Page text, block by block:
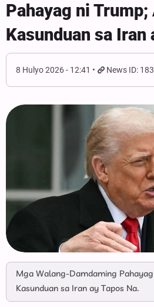
Pahayag ni Trump;
Kasunduan sa Iran
8 Hulyo 2026 - 12:41 News ID:
Mga Walang-Damdaming
Kasunduan sa Iran ay Tapos Na.